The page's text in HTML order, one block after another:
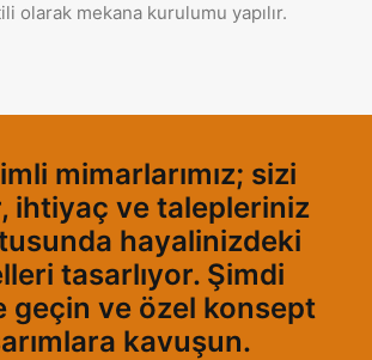
olarak mekana kurulumu yapılır.
mimarlarımız; sizi
ihtiyaç ve talepleriniz
hayalinizdeki
tasarlıyor. Şimdi
geçin ve özel konsept
kavuşun.